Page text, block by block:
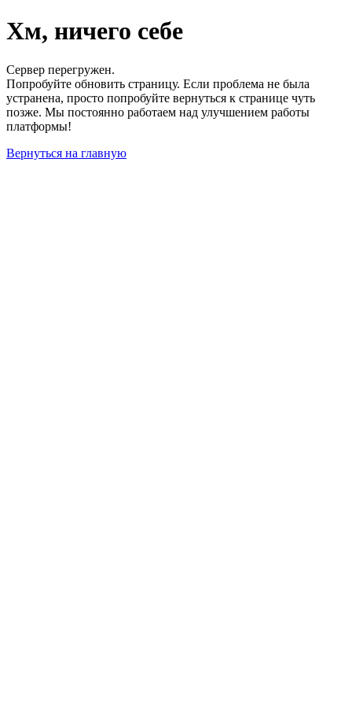
Хм, ничего себе
Сервер перегружен.
Попробуйте обновить страницу. Если проблема не была
устранена, просто попробуйте вернуться к странице чуть
позже. Мы постоянно работаем над улучшением работы
платформы!
Вернуться на главную